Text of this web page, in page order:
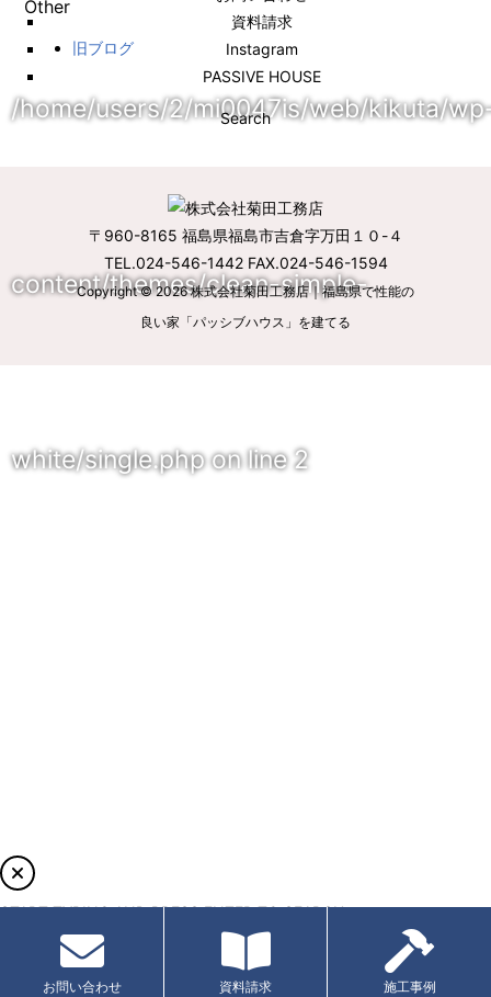
資料請求
Instagram
PASSIVE HOUSE
Search
/home/users/2/mi0047is/web/kikuta/
content/themes/clean-simple-
white/single.phpon line2
Other
旧ブログ
〒960-8165 福島県福島市吉倉字万田１０-４
TEL.024-546-1442 FAX.024-546-1594
Copyright © 2026株式会社菊田工務店｜福島県で性能の
良い家「パッシブハウス」を建てる
お問い合わせ 資料請求 施工事例
START TYPING AND PRESS ENTER TO SEARCH